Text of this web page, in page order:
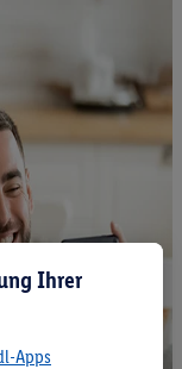
Ihrer
Apps